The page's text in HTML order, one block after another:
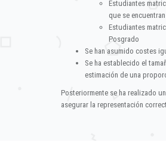
Estudiantes
que se
Estudiantes
Posgrado
Se han asumido costes
Se ha establecido el
estimación de una
Posteriormente se ha realizado
asegurar la representación